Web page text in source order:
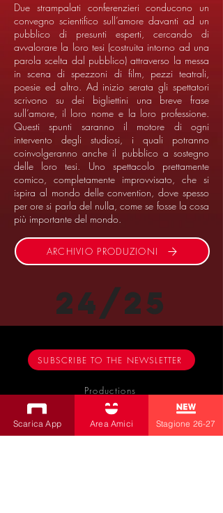
Due strampalati conferenzieri conducono un
convegno scientifico sull’amore davanti ad un
pubblico di presunti esperti, cercando di
avvalorare la loro tesi (costruita intorno ad una
parola scelta dal pubblico) attraverso la messa
in scena di spezzoni di film, pezzi teatrali,
poesie ed altro. Ad inizio serata gli spettatori
scrivono su dei bigliettini una breve frase
sull’amore, il loro nome e la loro professione.
Questi spunti saranno il motore di ogni
intervento degli studiosi, i quali potranno
coinvolgeranno anche il pubblico a sostegno
delle loro tesi. Uno spettacolo prettamente
comico, completamente improvvisato, che si
ispira al mondo delle convention, dove spesso
per ore si parla del nulla, come se fosse la cosa
più importante del mondo.
ARCHIVIO PRODUZIONI
24/25
SUBSCRIBE TO THE NEWSLETTER
Productions
Bobbio Theatre
Fabbri Theater
Scarica App Area Amici Stagione 26-27